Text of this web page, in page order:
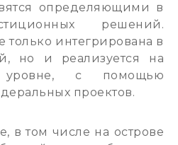
определяющими в
решений.
только интегрирована в
но и реализуется на
уровне, с помощью
проектов.
в том числе на острове